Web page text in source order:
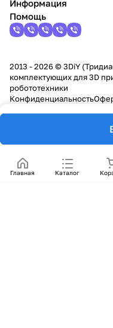
Главная Каталог
Информация
Помощь
2013 - 2026 © 3DiY
комплектующих для 3D
робототехники
Конфиденциальность